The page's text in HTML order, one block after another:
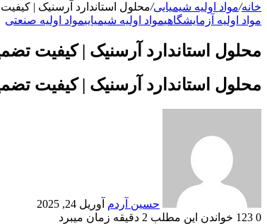
خانه/مواد اولیه شیمیایی/محلول استاندارد آرسنیک |
مواد اولیه آزمایشگاهیمواد اولیه شیمیاییمواد اولیه صنعتی
محلول استاندارد آرسنیک | کیفیت
محلول استاندارد آرسنیک | کیفیت
حسین آردم آوریل 24, 2025
0
خواندن این مطلب 2 دقیقه زمان میبرد